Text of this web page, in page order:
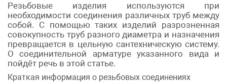
Резьбовые изделия используются при
необходимости соединения различных труб между
собой. С помощью таких изделий разрозненная
совокупность труб разного диаметра и назначения
превращается в цельную сантехническую систему.
О соединительной арматуре указанного вида и
пойдёт речь в этой статье.
Краткая информация о резьбовых соединениях